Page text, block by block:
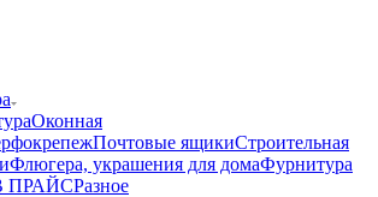
Оконная
Почтовые ящикиСтроительная
Флюгера, украшения для домаФурнитура
ПРАЙСРазное